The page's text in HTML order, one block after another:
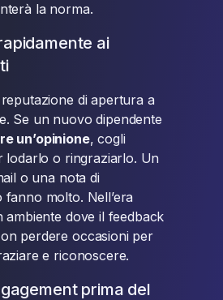
la norma.
ai
di apertura a
Se un nuovo dipendente
un’opinione, cogli
lodarlo o ringraziarlo. Un
o una nota di
fanno molto. Nell’era
ambiente dove il feedback
perdere occasioni per
e riconoscere.
prima del